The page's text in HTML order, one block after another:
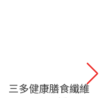
三多健康膳食纖維